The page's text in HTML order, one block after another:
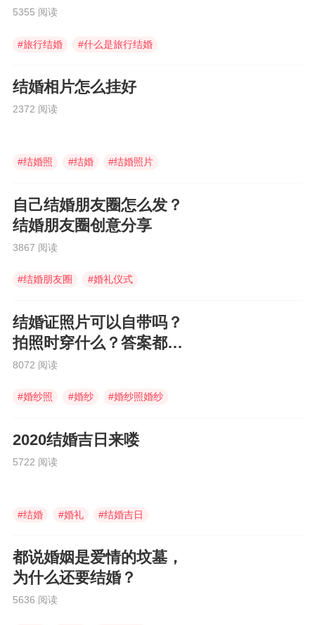
5355 阅读
#旅行结婚 #什么是旅行结婚
结婚相片怎么挂好
2372 阅读
#结婚照 #结婚 #结婚照片
自己结婚朋友圈怎么发？
结婚朋友圈创意分享
3867 阅读
#结婚朋友圈 #婚礼仪式
结婚证照片可以自带吗？
拍照时穿什么？答案都在
这里
8072 阅读
#婚纱照 #婚纱 #婚纱照婚纱
2020结婚吉日来喽
5722 阅读
#结婚 #婚礼 #结婚吉日
都说婚姻是爱情的坟墓，
为什么还要结婚？
5636 阅读